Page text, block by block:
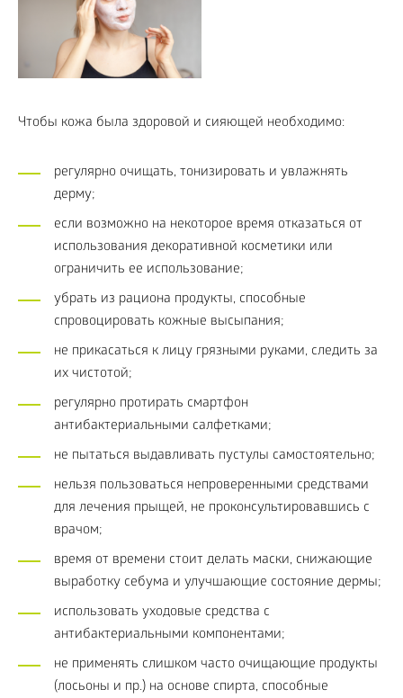
Чтобы кожа была здоровой и сияющей необходимо:
регулярно очищать, тонизировать и увлажнять
дерму;
если возможно на некоторое время отказаться от
использования декоративной косметики или
ограничить ее использование;
убрать из рациона продукты, способные
спровоцировать кожные высыпания;
не прикасаться к лицу грязными руками, следить за
их чистотой;
регулярно протирать смартфон
антибактериальными салфетками;
не пытаться выдавливать пустулы самостоятельно;
нельзя пользоваться непроверенными средствами
для лечения прыщей, не проконсультировавшись с
врачом;
время от времени стоит делать маски, снижающие
выработку себума и улучшающие состояние дермы;
использовать уходовые средства с
антибактериальными компонентами;
не применять слишком часто очищающие продукты
(лосьоны и пр.) на основе спирта, способные